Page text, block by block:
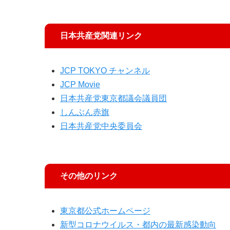
日本共産党関連リンク
JCP TOKYO チャンネル
JCP Movie
日本共産党東京都議会議員団
しんぶん赤旗
日本共産党中央委員会
その他のリンク
東京都公式ホームページ
新型コロナウイルス・都内の最新感染動向